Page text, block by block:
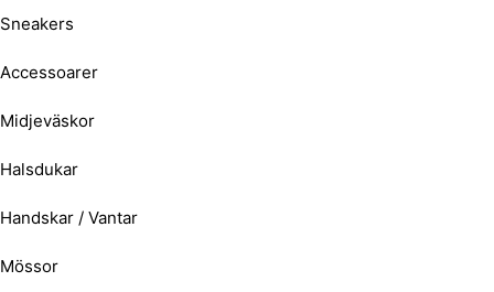
Sneakers
Accessoarer
Midjeväskor
Halsdukar
Handskar / Vantar
Mössor